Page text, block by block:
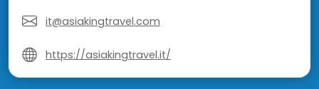
it@asiakingtravel.com
https://asiakingtravel.it/